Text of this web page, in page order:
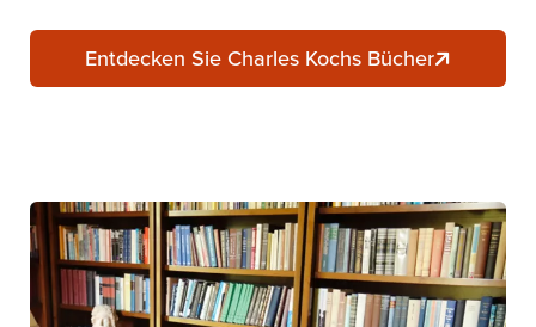
Entdecken Sie Charles Kochs Bücher